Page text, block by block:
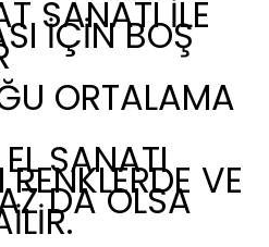
SANATI İLE
İÇİN BOŞ
ORTALAMA
SANATI
VE
DA OLSA